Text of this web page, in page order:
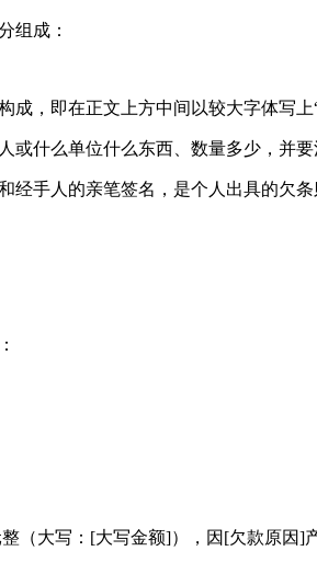
组成：
成，即在正文上方中间以较大字体写
或什么单位什么东西、数量多少，并
经手人的亲笔签名，是个人出具的欠
（大写：[大写金额]），因[欠款原因]